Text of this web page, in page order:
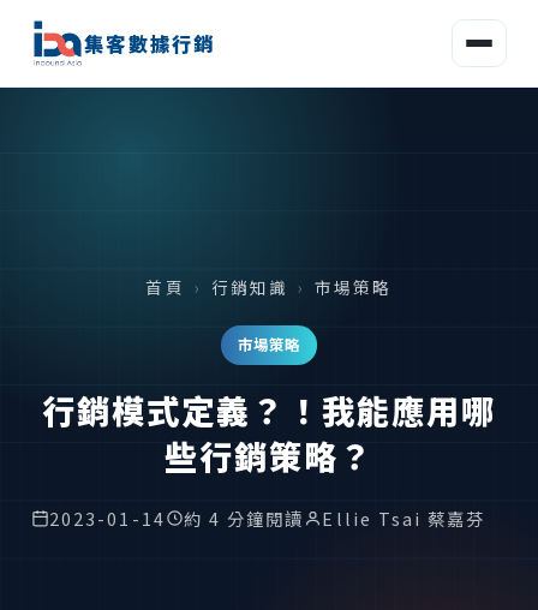
集客數據行銷
首頁 › 行銷知識 › 市場策略
市場策略
行銷模式定義？！我能應用哪
些行銷策略？
2023-01-14 約 4 分鐘閱讀 Ellie Tsai 蔡嘉芬